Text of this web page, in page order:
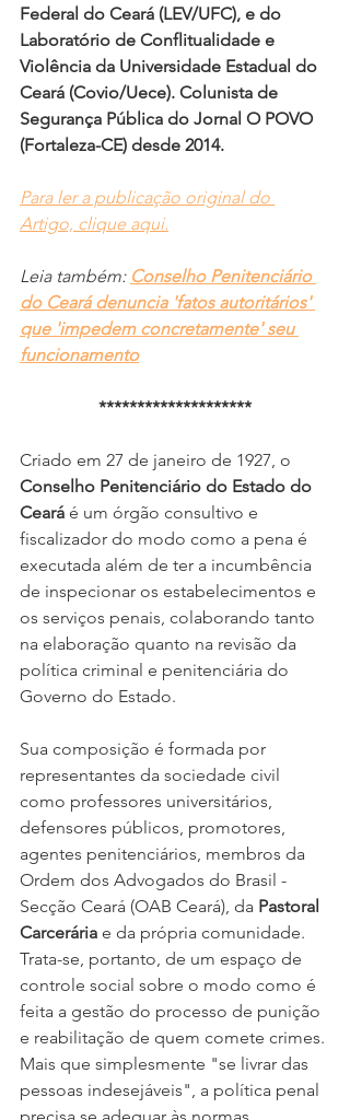
Federal do Ceará (LEV/UFC), e do
Laboratório de Conflitualidade e
Violência da Universidade Estadual do
Ceará (Covio/Uece). Colunista de
Segurança Pública do Jornal O POVO
(Fortaleza-CE) desde 2014.
Para ler a publicação original do
Artigo, clique aqui.
Leia também: Conselho Penitenciário
do Ceará denuncia 'fatos autoritários'
que 'impedem concretamente' seu
funcionamento
********************
Criado em 27 de janeiro de 1927, o
Conselho Penitenciário do Estado do
Ceará é um órgão consultivo e
fiscalizador do modo como a pena é
executada além de ter a incumbência
de inspecionar os estabelecimentos e
os serviços penais, colaborando tanto
na elaboração quanto na revisão da
política criminal e penitenciária do
Governo do Estado.
Sua composição é formada por
representantes da sociedade civil
como professores universitários,
defensores públicos, promotores,
agentes penitenciários, membros da
Ordem dos Advogados do Brasil -
Secção Ceará (OAB Ceará), da Pastoral
Carcerária e da própria comunidade.
Trata-se, portanto, de um espaço de
controle social sobre o modo como é
feita a gestão do processo de punição
e reabilitação de quem comete crimes.
Mais que simplesmente "se livrar das
pessoas indesejáveis", a política penal